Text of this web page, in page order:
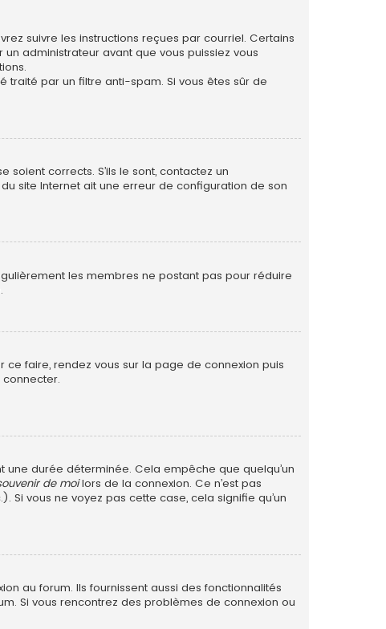
suivre les instructions reçues par courriel. Certains
administrateur avant que vous puissiez vous
traité par un filtre anti-spam. Si vous êtes sûr de
corrects. S’ils le sont, contactez un
site Internet ait une erreur de configuration de son
les membres ne postant pas pour réduire
faire, rendez vous sur la page de connexion puis
durée déterminée. Cela empêche que quelqu’un
de moilors de la connexion. Ce n’est pas
vous ne voyez pas cette case, cela signifie qu’un
au forum. Ils fournissent aussi des fonctionnalités
Si vous rencontrez des problèmes de connexion ou